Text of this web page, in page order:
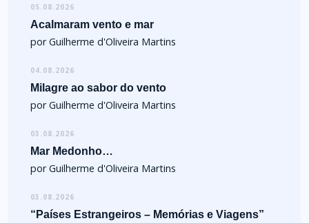
05.08.2026
Acalmaram vento e mar
por Guilherme d'Oliveira Martins
04.08.2026
Milagre ao sabor do vento
por Guilherme d'Oliveira Martins
03.08.2026
Mar Medonho…
por Guilherme d'Oliveira Martins
03.08.2026
“Países Estrangeiros – Memórias e Viagens”